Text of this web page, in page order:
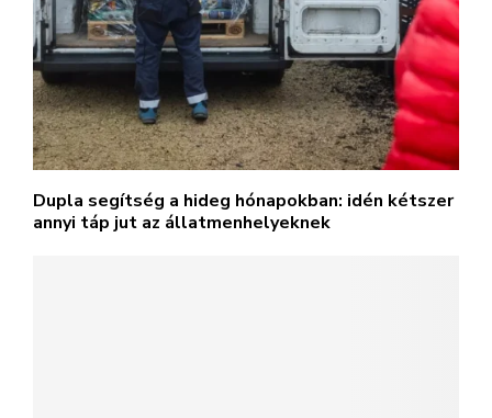
Dupla segítség a hideg hónapokban: idén kétszer
annyi táp jut az állatmenhelyeknek